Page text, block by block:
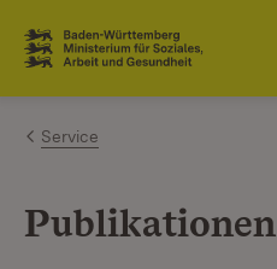
Zum Inhalt springen
Link zur Startseite
Service
Publikationen